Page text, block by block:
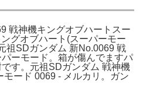
戦神機キングオブハートスー
グオブハート(スーパーモー
祖SDガンダム 新No.0069 戦
ーモード。箱が傷んでますパ
す。元祖SDガンダム 戦神機
ード 0069 - メルカリ。ガン